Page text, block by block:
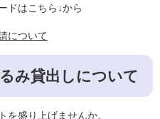
ドはこちら↓から
について
み貸出しについて
盛り上げませんか。